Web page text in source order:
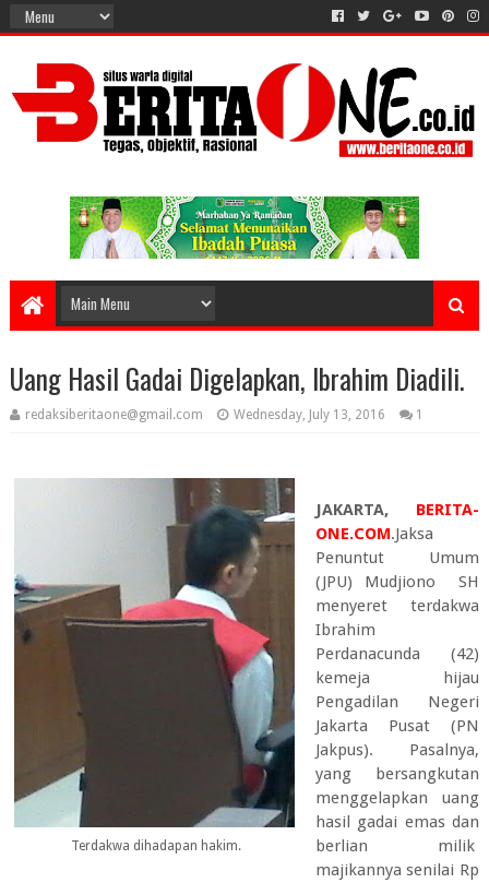
Uang Hasil Gadai Digelapkan, Ibrahim Diadili.
redaksiberitaone@gmail.com Wednesday, July 13, 2016 1
Terdakwa dihadapan hakim.
JAKARTA, BERITA-
ONE.COM.Jaksa
Penuntut Umum
(JPU) Mudjiono SH
menyeret terdakwa
Ibrahim
Perdanacunda (42)
kemeja hijau
Pengadilan Negeri
Jakarta Pusat (PN
Jakpus). Pasalnya,
yang bersangkutan
menggelapkan uang
hasil gadai emas dan
berlian milik
majikannya senilai Rp